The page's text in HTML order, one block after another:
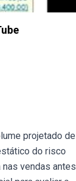
projetado de
do risco
vendas antes